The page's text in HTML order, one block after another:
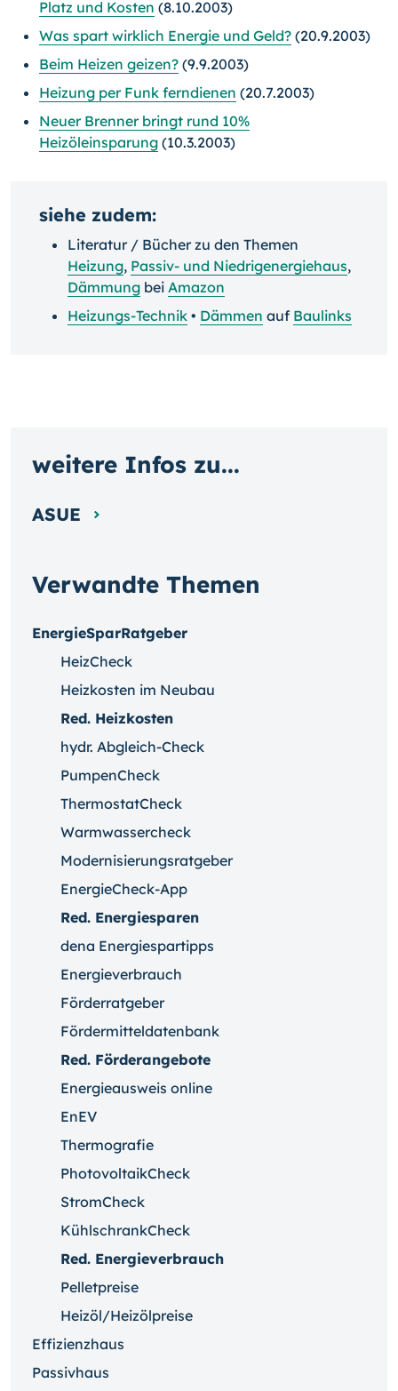
Platz und Kosten (8.10.2003)
Was spart wirklich Energie und Geld? (20.9.2003)
Beim Heizen geizen? (9.9.2003)
Heizung per Funk ferndienen (20.7.2003)
Neuer Brenner bringt rund 10%
Heizöleinsparung (10.3.2003)
siehe zudem:
Literatur / Bücher zu den Themen
Heizung, Passiv- und Niedrigenergiehaus,
Dämmung bei Amazon
Heizungs-Technik • Dämmen auf Baulinks
Verwandte Themen
EnergieSparRatgeber
HeizCheck
Heizkosten im Neubau
Red. Heizkosten
hydr. Abgleich-Check
PumpenCheck
ThermostatCheck
Warmwassercheck
Modernisierungsratgeber
EnergieCheck-App
Red. Energiesparen
dena Energiespartipps
Energieverbrauch
Förderratgeber
Fördermitteldatenbank
Red. Förderangebote
Energieausweis online
EnEV
Thermografie
PhotovoltaikCheck
StromCheck
KühlschrankCheck
Red. Energieverbrauch
Pelletpreise
Heizöl/Heizölpreise
Effizienzhaus
Passivhaus
weitere Infos zu...
ASUE